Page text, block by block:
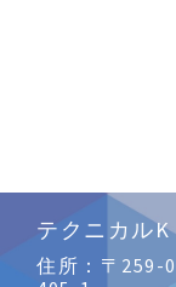
テクニカルK
住所：〒259-